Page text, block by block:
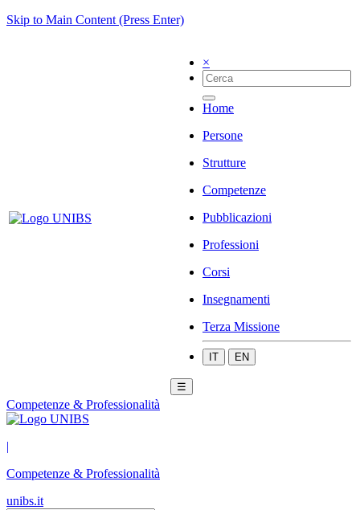
Skip to Main Content (Press Enter)
×
Home
Persone
Strutture
Competenze
Pubblicazioni
Professioni
Corsi
Insegnamenti
Terza Missione
IT EN
☰
Competenze & Professionalità
|
Competenze & Professionalità
unibs.it